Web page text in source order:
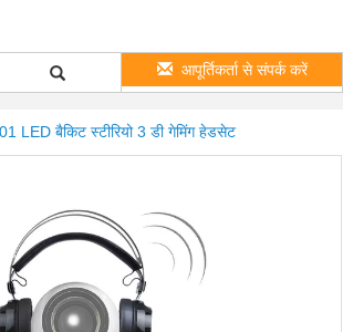
आपूर्तिकर्ता से संपर्क करें
LED बैकिट स्टीरियो 3 डी गेमिंग हेडसेट